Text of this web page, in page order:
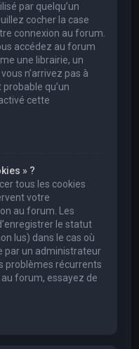
par quelqu’un
cocher la case
connexion au forum.
accédez au forum
une librairie, un
n’arrivez pas à
qu’un
cette
» ?
tous les cookies
votre
au forum. Les
le statut
lus) dans le cas où
par un administrateur
problèmes récurrents
forum, essayez de